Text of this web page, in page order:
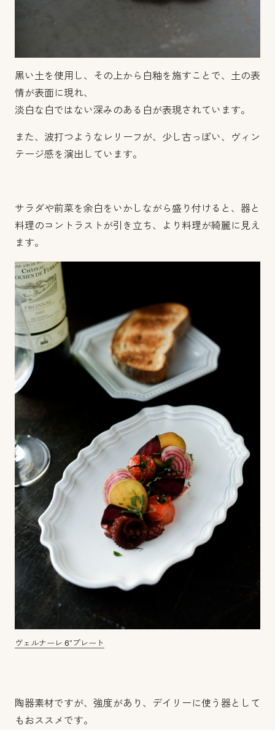
黒い土を使用し、その上から白釉を施すことで、土の表
情が表面に現れ、
淡白な白ではない深みのある白が表現されています。
また、波打つようなレリーフが、少し古っぽい、ヴィン
テージ感を演出しています。
サラダや前菜を余白をいかしながら盛り付けると、器と
料理のコントラストが引き立ち、より料理が綺麗に見え
ます。
ヴェルナーレ 6”プレート
陶器素材ですが、強度があり、デイリーに使う器として
もおススメです。